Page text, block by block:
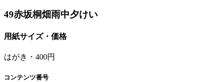
49赤坂桐畑雨中夕けい
用紙サイズ・価格
はがき・400円
コンテンツ番号